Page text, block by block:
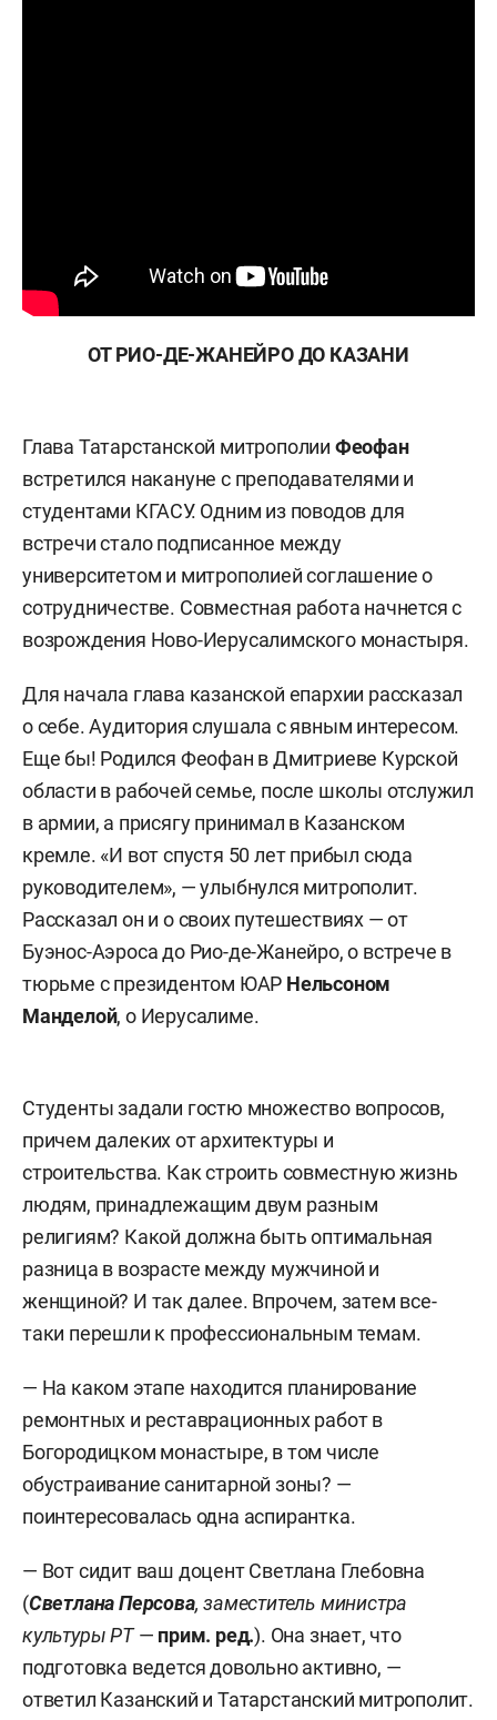
ОТ РИО-ДЕ-ЖАНЕЙРО ДО КАЗАНИ
Глава Татарстанской митрополии Феофан
встретился накануне с преподавателями и
студентами КГАСУ. Одним из поводов для
встречи стало подписанное между
университетом и митрополией соглашение о
сотрудничестве. Совместная работа начнется с
возрождения Ново-Иерусалимского монастыря.
Для начала глава казанской епархии рассказал
о себе. Аудитория слушала с явным интересом.
Еще бы! Родился Феофан в Дмитриеве Курской
области в рабочей семье, после школы отслужил
в армии, а присягу принимал в Казанском
кремле. «И вот спустя 50 лет прибыл сюда
руководителем», — улыбнулся митрополит.
Рассказал он и о своих путешествиях — от
Буэнос-Аэроса до Рио-де-Жанейро, о встрече в
тюрьме с президентом ЮАР Нельсоном
Манделой, о Иерусалиме.
Студенты задали гостю множество вопросов,
причем далеких от архитектуры и
строительства. Как строить совместную жизнь
людям, принадлежащим двум разным
религиям? Какой должна быть оптимальная
разница в возрасте между мужчиной и
женщиной? И так далее. Впрочем, затем все-
таки перешли к профессиональным темам.
— На каком этапе находится планирование
ремонтных и реставрационных работ в
Богородицком монастыре, в том числе
обустраивание санитарной зоны? —
поинтересовалась одна аспирантка.
— Вот сидит ваш доцент Светлана Глебовна
(Светлана Персова, заместитель министра
культуры РТ— прим. ред.). Она знает, что
подготовка ведется довольно активно, —
ответил Казанский и Татарстанский митрополит.